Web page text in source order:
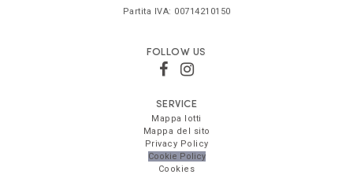
Partita IVA: 00714210150
FOLLOW US
SERVICE
Mappa lotti
Mappa del sito
Privacy Policy
Cookie Policy
Cookies